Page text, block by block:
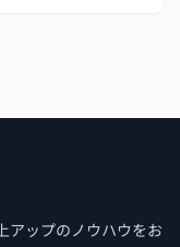
アップのノウハウをお